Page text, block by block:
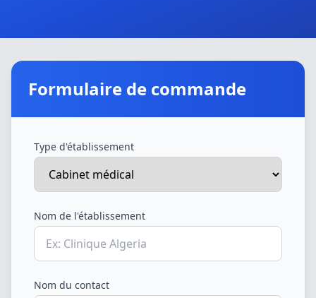
Formulaire de commande
Type d'établissement
Nom de l'établissement
Nom du contact